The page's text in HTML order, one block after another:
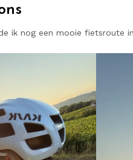
ik nog een mooie fietsroute